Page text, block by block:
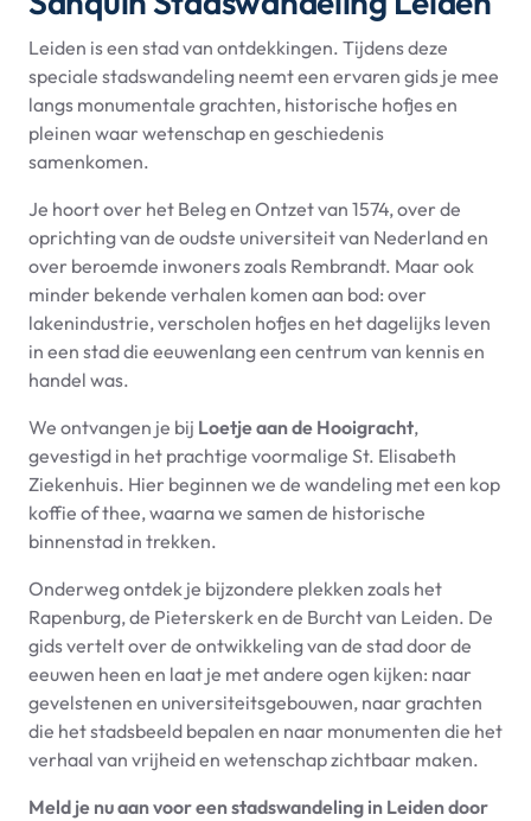
Leiden is een stad van ontdekkingen. Tijdens deze
speciale stadswandeling neemt een ervaren gids je mee
langs monumentale grachten, historische hofjes en
pleinen waar wetenschap en geschiedenis
samenkomen.
Je hoort over het Beleg en Ontzet van 1574, over de
oprichting van de oudste universiteit van Nederland en
over beroemde inwoners zoals Rembrandt. Maar ook
minder bekende verhalen komen aan bod: over
lakenindustrie, verscholen hofjes en het dagelijks leven
in een stad die eeuwenlang een centrum van kennis en
handel was.
We ontvangen je bij Loetje aan de Hooigracht,
gevestigd in het prachtige voormalige St. Elisabeth
Ziekenhuis. Hier beginnen we de wandeling met een kop
koffie of thee, waarna we samen de historische
binnenstad in trekken.
Onderweg ontdek je bijzondere plekken zoals het
Rapenburg, de Pieterskerk en de Burcht van Leiden. De
gids vertelt over de ontwikkeling van de stad door de
eeuwen heen en laat je met andere ogen kijken: naar
gevelstenen en universiteitsgebouwen, naar grachten
die het stadsbeeld bepalen en naar monumenten die het
verhaal van vrijheid en wetenschap zichtbaar maken.
Meld je nu aan voor een stadswandeling in Leiden door